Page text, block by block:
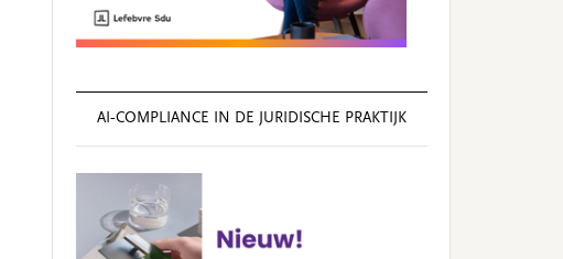
AI‑COMPLIANCE IN DE JURIDISCHE PRAKTIJK